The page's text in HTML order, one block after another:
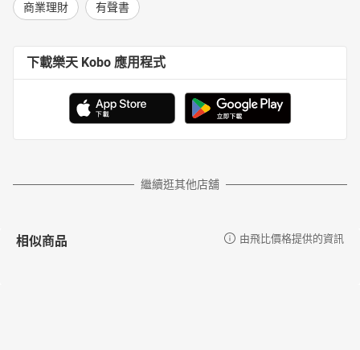
商業理財 有聲書
下載樂天 Kobo 應用程式
繼續逛其他店舖
相似商品 由飛比價格提供的資訊